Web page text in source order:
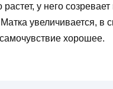
у него
увеличивается,
хорошее.